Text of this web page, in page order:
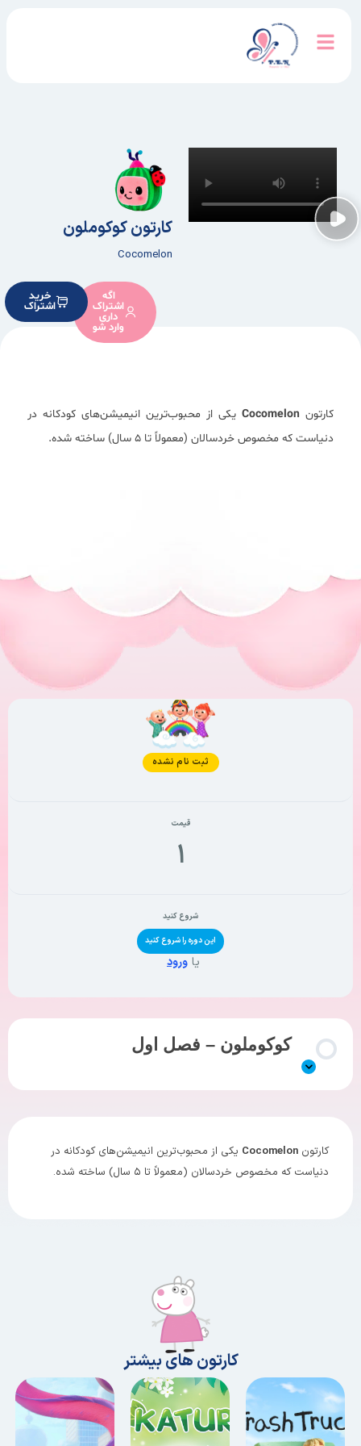
کارتون کوکوملون
Cocomelon
اگه
اشتراک
داری
وارد شو
خرید
اشتراک
کارتون Cocomelonیکی از محبوب‌ترین انیمیشن‌های کودکانه در
دنیاست که مخصوص خردسالان (معمولاً تا ۵ سال) ساخته شده.
وضعیت فعلی
ثبت نام نشده
قیمت
۱
شروع کنید
این دوره را شروع کنید
یا ورود
کوکوملون – فصل اول
کارتون Cocomelonیکی از محبوب‌ترین انیمیشن‌های کودکانه در
دنیاست که مخصوص خردسالان (معمولاً تا ۵ سال) ساخته شده.
کارتون های بیشتر